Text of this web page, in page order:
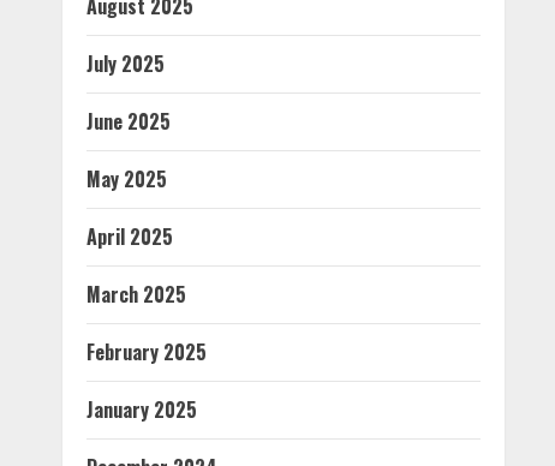
July 2025
June 2025
May 2025
April 2025
March 2025
February 2025
January 2025